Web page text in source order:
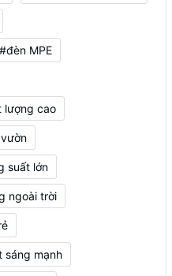
#đèn MPE
lượng cao
suất lớn
ngoài trời
sáng mạnh